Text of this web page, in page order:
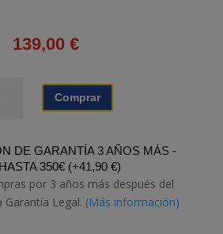
139,00 €
Comprar
DE GARANTÍA 3 AÑOS MÁS -
HASTA 350€ (+41,90 €)
por 3 años más después del
Legal. (Más información)